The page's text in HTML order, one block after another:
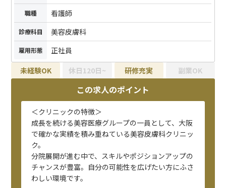
職種 看護師
診療科目 美容皮膚科
雇用形態
正社員
未経験OK
休日120日~ 研修充実 副業OK
この求人のポイント
＜クリニックの特徴＞
成長を続ける美容医療グループの一員として、大阪
で確かな実績を積み重ねている美容皮膚科クリニッ
ク。
分院展開が進む中で、スキルやポジションアップの
チャンスが豊富。自分の可能性を広げたい方にふさ
わしい環境です。